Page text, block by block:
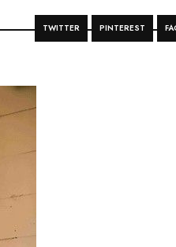
TWITTER PINTEREST